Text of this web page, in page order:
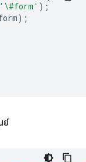
'\#form' );
);
ย์